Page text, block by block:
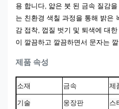
용 합니다, 얇은 붓 된 금속 질감
는 친환경 색칠 과정을 통해 밝은
감 접착, 껍질 벗기 및 퇴색에 대
이 깔끔하고 깔끔하면서 문자는
제품 속성
소재 금속 제
기술 웅장판 스